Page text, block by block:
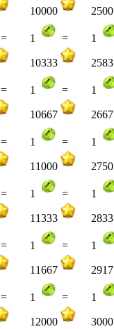
10000 2500
= 1 =
10333
1
2583
= 1 =
10667
1
2667
= 1 =
11000
1
2750
= 1 =
11333
1
2833
= 1 =
11667
1
2917
= 1 =
12000
1
3000